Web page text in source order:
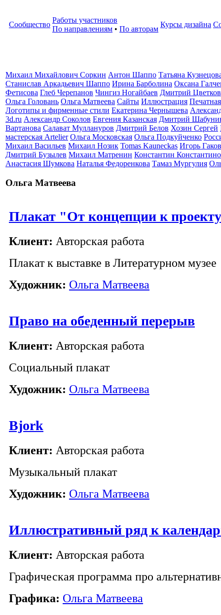
Сообщество
Работы участников
По направлениям • По авторам
Курсы дизайна
Михаил Михайлович Соркин Антон Шаппо Татьяна
Станислав Аркадьевич Шаппо Ирина Барболина Оксана
Фетисова Глеб Черепанов Чингиз Ногайбаев Дмитрий Цветков
Ольга Головань Ольга Матвеева Сайты Иллюстрация
Логотипы и фирменные стили Екатерина Чернышева
3d.ru Александр Соколов Евгения Казанская Дмитрий
Вартанова Салават Муллануров Дмитрий Белов Хозин Сергей
мастерская Artelier Ольга Московская Ольга Подкуйченко
Михаил Васильев Михаил Нозик Tomas Kauneckas Игорь Гаков
Дмитрий Бузылев Михаил Матренин Константин
Анастасия Шумкова Наталья Федоренкова Тамаз Мургулия
Ольга Матвеева
Плакат "От концепции к
Клиент: Авторская работа
Плакат к выставке в Литературном музее
Художник: Ольга Матвеева
Право на обеденный перерыв
Клиент: Авторская работа
Социальный плакат
Художник: Ольга Матвеева
Bjork
Клиент: Авторская работа
Музыкальный плакат
Художник: Ольга Матвеева
Иллюстративный ряд к
Клиент: Авторская работа
Графическая программа про
Графика: Ольга Матвеева